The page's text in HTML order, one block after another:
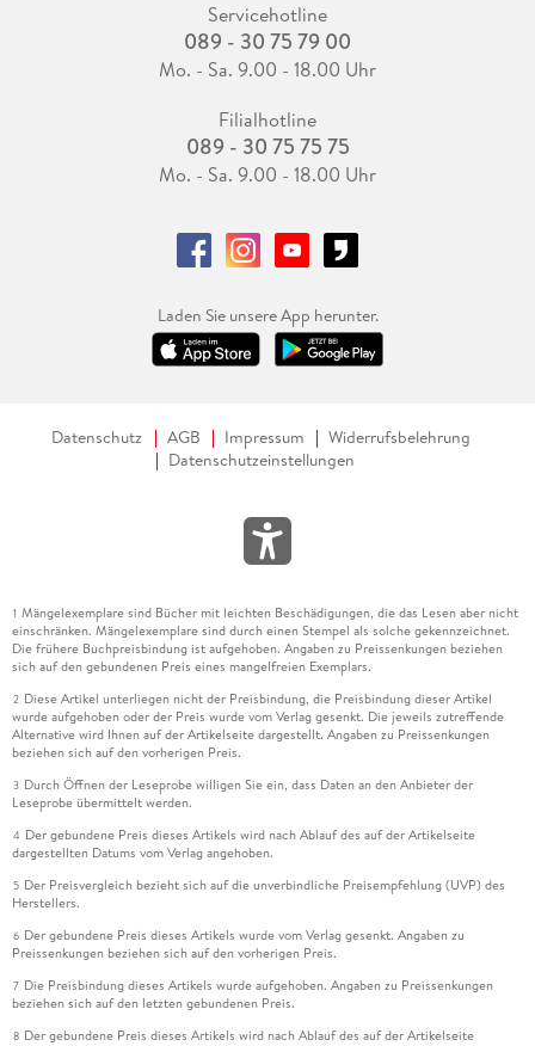
Servicehotline
089 - 30 75 79 00
Mo. - Sa. 9.00 - 18.00 Uhr
Filialhotline
089 - 30 75 75 75
Mo. - Sa. 9.00 - 18.00 Uhr
Laden Sie unsere App herunter.
Datenschutz AGB Impressum
Widerrufsbelehrung
Datenschutzeinstellungen
1 Mängelexemplare sind Bücher mit leichten Beschädigungen, die das Lesen aber nicht
einschränken. Mängelexemplare sind durch einen Stempel als solche gekennzeichnet.
Die frühere Buchpreisbindung ist aufgehoben. Angaben zu Preissenkungen beziehen
sich auf den gebundenen Preis eines mangelfreien Exemplars.
2 Diese Artikel unterliegen nicht der Preisbindung, die Preisbindung dieser Artikel
wurde aufgehoben oder der Preis wurde vom Verlag gesenkt. Die jeweils zutreffende
Alternative wird Ihnen auf der Artikelseite dargestellt. Angaben zu Preissenkungen
beziehen sich auf den vorherigen Preis.
3 Durch Öffnen der Leseprobe willigen Sie ein, dass Daten an den Anbieter der
Leseprobe übermittelt werden.
4 Der gebundene Preis dieses Artikels wird nach Ablauf des auf der Artikelseite
dargestellten Datums vom Verlag angehoben.
5 Der Preisvergleich bezieht sich auf die unverbindliche Preisempfehlung (UVP) des
Herstellers.
6 Der gebundene Preis dieses Artikels wurde vom Verlag gesenkt. Angaben zu
Preissenkungen beziehen sich auf den vorherigen Preis.
7 Die Preisbindung dieses Artikels wurde aufgehoben. Angaben zu Preissenkungen
beziehen sich auf den letzten gebundenen Preis.
8 Der gebundene Preis dieses Artikels wird nach Ablauf des auf der Artikelseite